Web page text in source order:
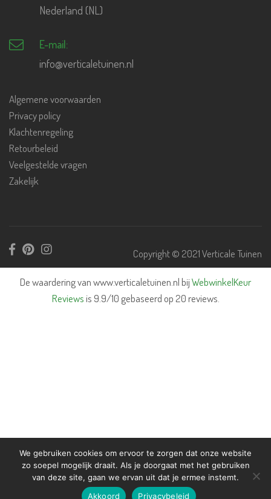
Nederland (NL)
E-mail:
info@verticaletuinen.nl
Algemene voorwaarden
Privacy policy
Klachtenregeling
Retourbeleid
Veelgestelde vragen
Zakelijk
Copyright © 2021 Verticale Tuinen
De waardering van www.verticaletuinen.nl bijWebwinkelKeur
Reviewsis 9.9/10 gebaseerd op 20 reviews.
We gebruiken cookies om ervoor te zorgen dat onze website
zo soepel mogelijk draait. Als je doorgaat met het gebruiken
van deze site, gaan we ervan uit dat je ermee instemt.
Akkoord
Privacybeleid